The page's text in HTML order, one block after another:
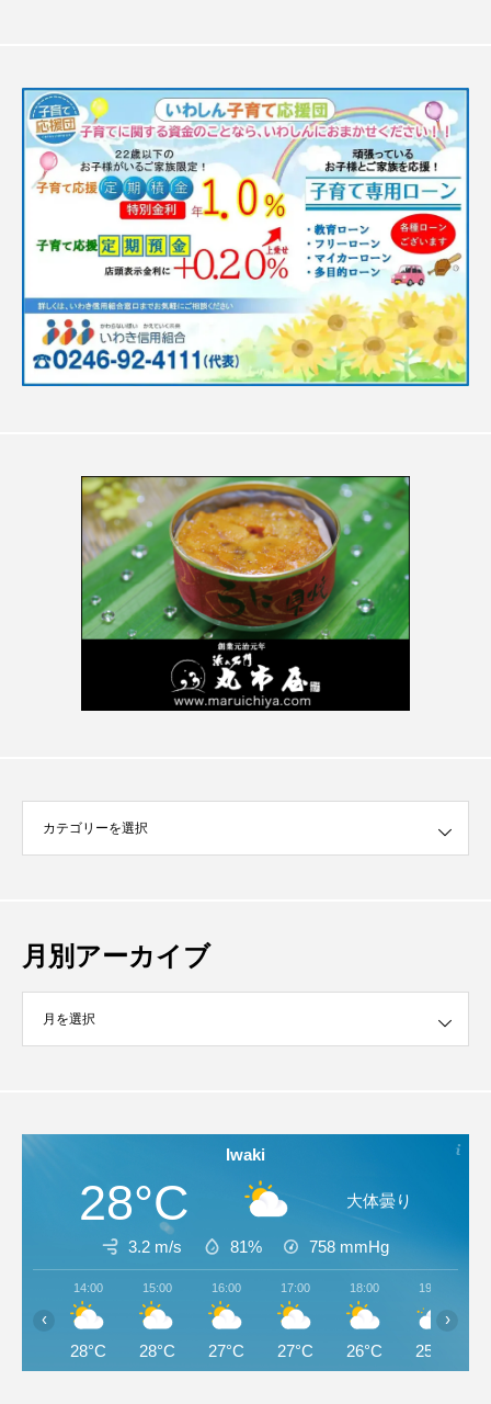
月別アーカイブ
Iwaki
28°C 大体曇り
3.2 m/s 81% 758 mmHg
14:00
28°C
15:00
28°C
16:00
27°C
17:00
27°C
18:00
26°C
19:00
25°C
‹ ›